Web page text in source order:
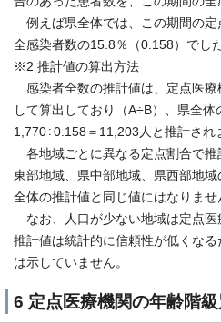
例えば県全体では、この期間の定
全感染者数の15.8％（0.158）でした
※2 推計値の算出方法
感染者全数の推計値は、定点医療
して算出しており（A÷B）、県全体
1,770÷0.158＝11,203人と推計され
各地域ごとに異なる定点割合で推
東部地域、県中部地域、県西部地
全体の推計値と同じ値にはなりませ
なお、人口が少ない地域は定点医
推計値は統計的に信頼性が低くな
は示していません。
6 定点医療機関の年齢階